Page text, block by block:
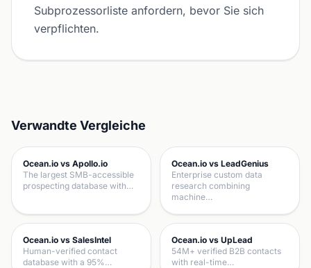
Subprozessorliste anfordern, bevor Sie sich
verpflichten.
Verwandte Vergleiche
Ocean.io vs Apollo.io
The largest SMB-accessible
prospecting database with…
Ocean.io vs LeadGenius
Enterprise custom data
research combining
machine…
Ocean.io vs SalesIntel
Human-verified contact
database with a 95%…
Ocean.io vs UpLead
54M+ verified B2B contacts
with real-time…